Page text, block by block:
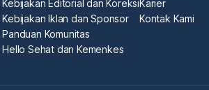
Kebijakan Editorial dan Koreksi
Kebijakan Iklan dan Sponsor
Panduan Komunitas
Hello Sehat dan Kemenkes
Karier
Kontak Kami